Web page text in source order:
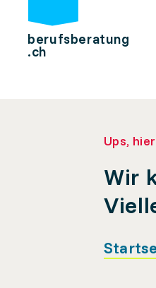
berufsberatung
.ch
Ups,
Wir